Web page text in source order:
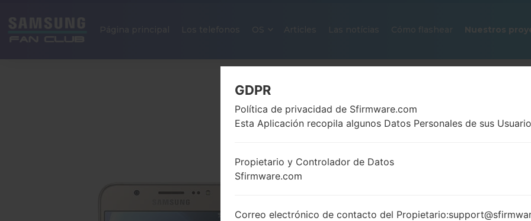
Las notícias Cómo flashear Nuestros
FIRMWARE OFICIAL #124209
SAMSUNGGALAXY J7 2016
GDPR
Política de privacidad de Sfirmware.com
Esta Aplicación recopila algunos Datos Personales de sus
Propietario y Controlador de Datos
Sfirmware.com
Correo electrónico de contacto del